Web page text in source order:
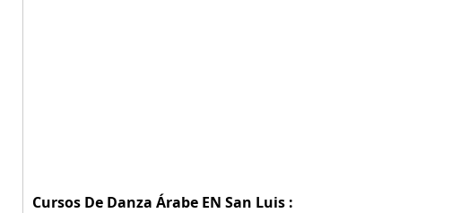
Cursos De Danza Árabe EN San Luis :